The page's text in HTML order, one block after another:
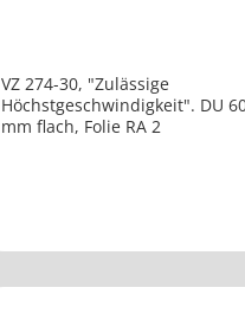
VZ 274-30, "Zulässige
Höchstgeschwindigkeit". DU 600 mm, 2
mm flach, Folie RA 2